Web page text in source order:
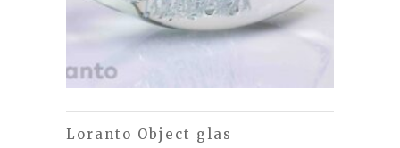
Loranto Object glas